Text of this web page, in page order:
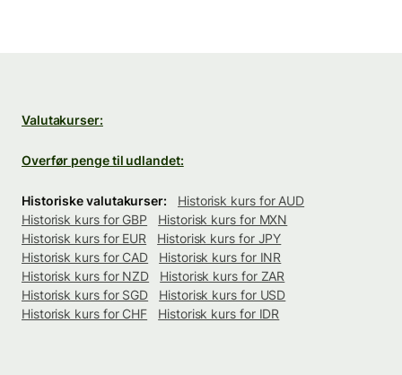
Valutakurser:
Overfør penge til udlandet:
Historiske valutakurser:
Historisk kurs for AUD
Historisk kurs for GBP
Historisk kurs for MXN
Historisk kurs for EUR
Historisk kurs for JPY
Historisk kurs for CAD
Historisk kurs for INR
Historisk kurs for NZD
Historisk kurs for ZAR
Historisk kurs for SGD
Historisk kurs for USD
Historisk kurs for CHF
Historisk kurs for IDR